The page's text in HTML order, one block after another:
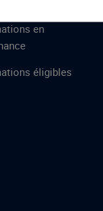
en
éligibles